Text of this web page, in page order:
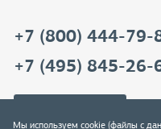
+7 (800) 444-79-
+7 (495) 845-26-
Мы используем cookie (файлы с